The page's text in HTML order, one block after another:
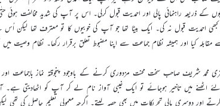
کے ذریعہ راہنمائی پالی اور احمدیت قبول کرلی۔ اس پر آپ کی شدید مخالفت ہوئی
احمدیت قبول نہ کی۔ ایک بیٹا تھا جو آپ کی خوبیوں کا تو معترف تھا لیکن
کیا اور ہمیشہ نظام جماعت سے اپنا مضبوط تعلق برقرار رکھا۔ نظام وصیت میں
محمد شریف صاحب سخت محنت مزدوری کرنے کے باوجود پنجوقتہ نماز باجماعت
اٹھنے میں تاخیر ہوجائے تو ایک غیبی آواز نام لے کر آپ کو اٹھادیتی ہے۔
اور دوسری مالی تحریکات میں بھی حصہ لیتے۔ اگرچہ معمولی تعلیم حاصل کی تھی